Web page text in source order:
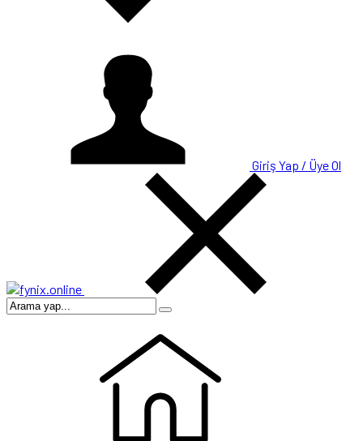
Giriş Yap / Üye Ol